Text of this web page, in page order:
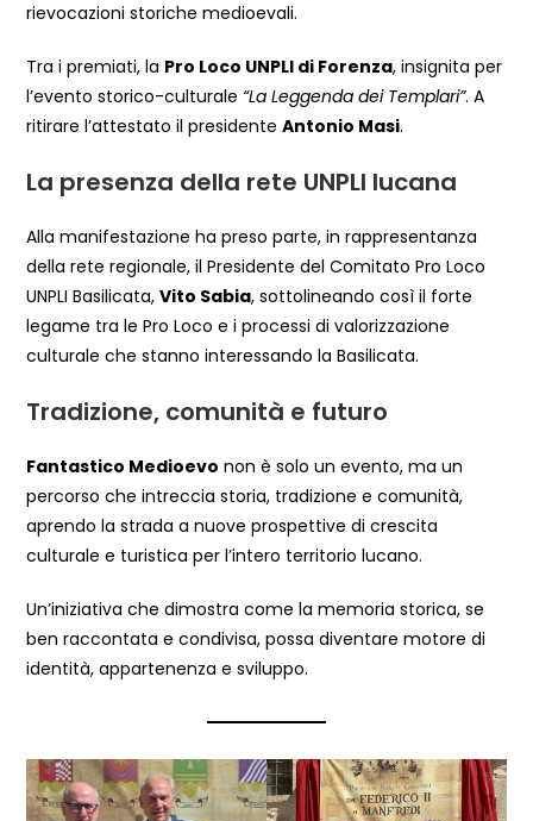
rievocazioni storiche medioevali.
Tra i premiati, la Pro Loco UNPLI di Forenza, insignita per
l’evento storico-culturale“La Leggenda dei Templari”. A
ritirare l’attestato il presidenteAntonio Masi.
La presenza della rete UNPLI lucana
Alla manifestazione ha preso parte, in rappresentanza
della rete regionale, il Presidente del Comitato Pro Loco
UNPLI Basilicata,Vito Sabia, sottolineando così il forte
legame tra le Pro Loco e i processi di valorizzazione
culturale che stanno interessando la Basilicata.
Tradizione, comunità e futuro
Fantastico Medioevo non è solo un evento, ma un
percorso che intreccia storia, tradizione e comunità,
aprendo la strada a nuove prospettive di crescita
culturale e turistica per l’intero territorio lucano.
Un’iniziativa che dimostra come la memoria storica, se
ben raccontata e condivisa, possa diventare motore di
identità, appartenenza e sviluppo.